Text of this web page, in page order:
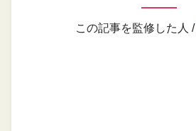
この記事を監修した人 /